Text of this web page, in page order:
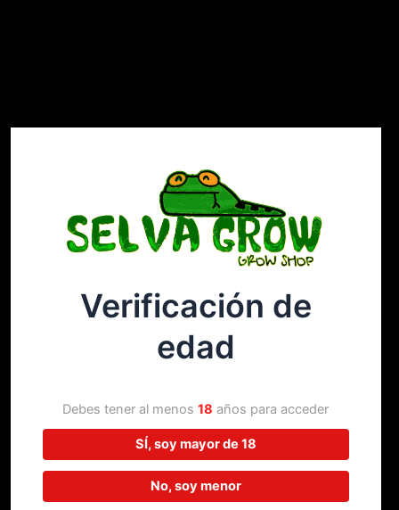
¡Disculpa este desastre! Estamos
trabajando en algo increíble,
¡vuelve pronto!
Verificación de
edad
Debes tener al menos18 años para acceder
SÍ, soy mayor de 18
No, soy menor